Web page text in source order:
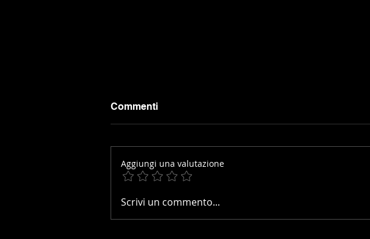
JULLIANGES CEI2*:
Commenti
Aggiungi una valutazione
Scrivi un commento...